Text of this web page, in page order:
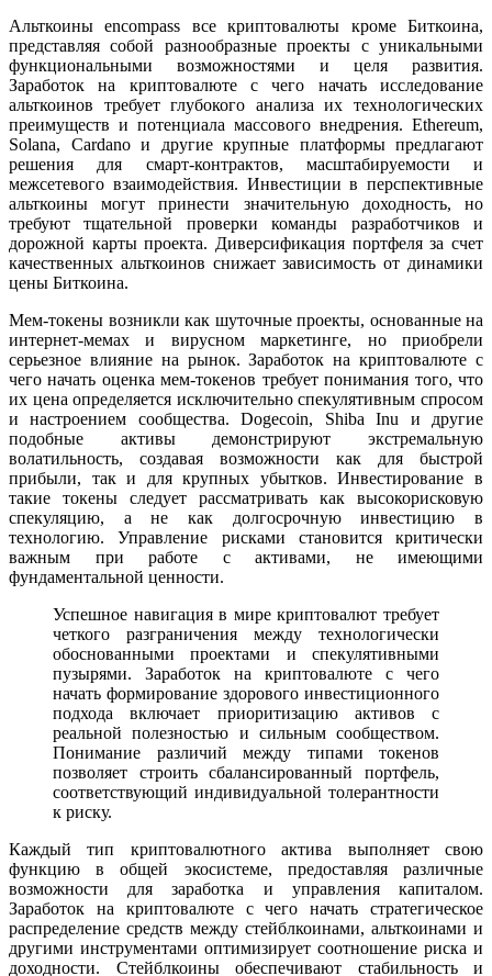
Альткоины encompass все криптовалюты кроме Биткоина,
представляя собой разнообразные проекты с уникальными
функциональными возможностями и целя развития.
Заработок на криптовалюте с чего начать исследование
альткоинов требует глубокого анализа их технологических
преимуществ и потенциала массового внедрения. Ethereum,
Solana, Cardano и другие крупные платформы предлагают
решения для смарт-контрактов, масштабируемости и
межсетевого взаимодействия. Инвестиции в перспективные
альткоины могут принести значительную доходность, но
требуют тщательной проверки команды разработчиков и
дорожной карты проекта. Диверсификация портфеля за счет
качественных альткоинов снижает зависимость от динамики
цены Биткоина.
Мем-токены возникли как шуточные проекты, основанные на
интернет-мемах и вирусном маркетинге, но приобрели
серьезное влияние на рынок. Заработок на криптовалюте с
чего начать оценка мем-токенов требует понимания того, что
их цена определяется исключительно спекулятивным спросом
и настроением сообщества. Dogecoin, Shiba Inu и другие
подобные активы демонстрируют экстремальную
волатильность, создавая возможности как для быстрой
прибыли, так и для крупных убытков. Инвестирование в
такие токены следует рассматривать как высокорисковую
спекуляцию, а не как долгосрочную инвестицию в
технологию. Управление рисками становится критически
важным при работе с активами, не имеющими
фундаментальной ценности.
Успешное навигация в мире криптовалют требует
четкого разграничения между технологически
обоснованными проектами и спекулятивными
пузырями. Заработок на криптовалюте с чего
начать формирование здорового инвестиционного
подхода включает приоритизацию активов с
реальной полезностью и сильным сообществом.
Понимание различий между типами токенов
позволяет строить сбалансированный портфель,
соответствующий индивидуальной толерантности
к риску.
Каждый тип криптовалютного актива выполняет свою
функцию в общей экосистеме, предоставляя различные
возможности для заработка и управления капиталом.
Заработок на криптовалюте с чего начать стратегическое
распределение средств между стейблкоинами, альткоинами и
другими инструментами оптимизирует соотношение риска и
доходности. Стейблкоины обеспечивают стабильность и